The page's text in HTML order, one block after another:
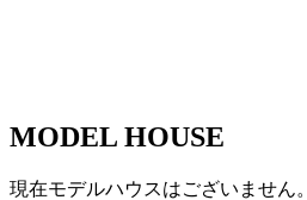
MODEL HOUSE
現在モデルハウスはございません。